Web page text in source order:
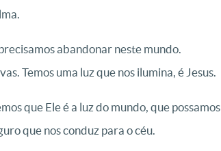
abandonar neste mundo.
Temos uma luz que nos ilumina, é Jesus.
que Ele é a luz do mundo, que possamos
que nos conduz para o céu.